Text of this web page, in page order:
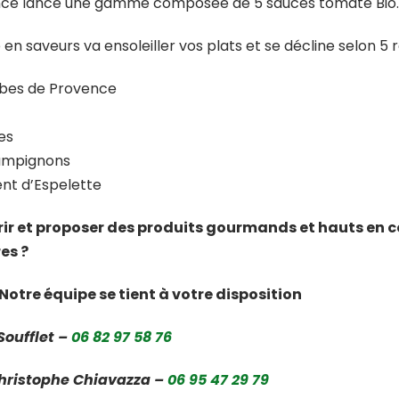
saveurs va ensoleiller vos plats et se décline selon 5
de Provence
d’Espelette
et proposer des produits gourmands et hauts en
?
équipe se tient à votre disposition
–06 82 97 58 76
Chiavazza –06 95 47 29 79